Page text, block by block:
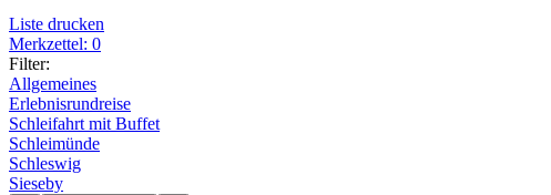
Liste drucken
Merkzettel: 0
Filter:
Allgemeines
Erlebnisrundreise
Schleifahrt mit Buffet
Schleimünde
Schleswig
Sieseby